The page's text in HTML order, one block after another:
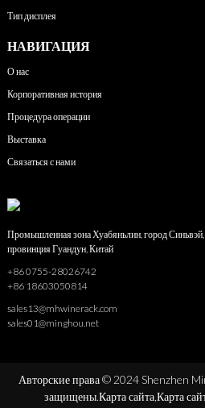
Тип дисплея
НАВИГАЦИЯ
О нас
Корпоративная история
Процедура операции
Выставка
Связаться с нами
Промышленная зона Хуабяньлин, город
провинция Гуандун, Китай
+86 0755-28026742
+86 18603050814
sales13@mhwinerack.com
sales01@minghou.net
Авторские права © 2024 Shenzhen
защищены.Карта сайта,Карта